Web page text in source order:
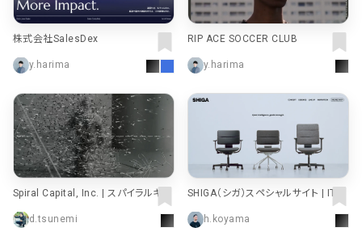
株式会社SalesDex
y.harima
RIP ACE SOCCER CLUB
y.harima
Spiral Capital, Inc. | スパイラルキャ
d.tsunemi
SHIGA（シガ）スペシャルサイト | ITO
h.koyama